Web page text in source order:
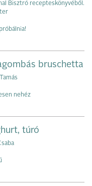
Bisztró recepteskönyvéből.
bruschetta
nehéz
túró